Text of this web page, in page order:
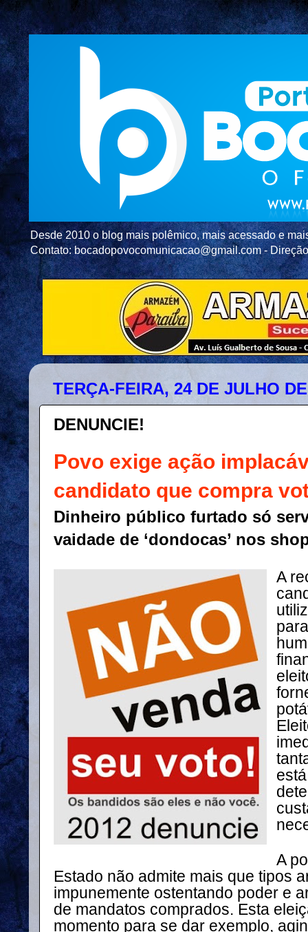
Desde 2010 o blog mais polêmico, mais acessado e
Contato: bocadopovocomunicacao@gmail.com -
TERÇA-FEIRA, 24 DE JULHO
DENUNCIE!
Povo exige ação
candidato que compra
Dinheiro público furtado só
vaidade de ‘dondocas’ nos
A
A
Estado não admite mais que tipos
impunemente ostentando poder e
de mandatos comprados. Esta
momento para se dar exemplo,